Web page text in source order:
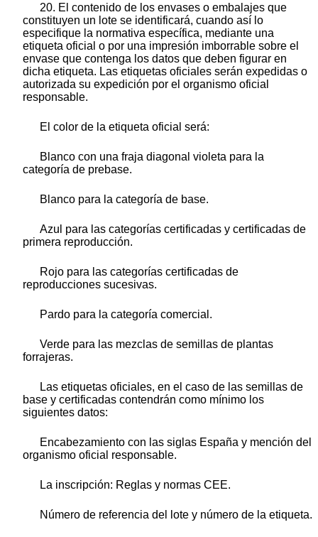
20. El contenido de los envases o embalajes que
constituyen un lote se identificará, cuando así lo
especifique la normativa específica, mediante una
etiqueta oficial o por una impresión imborrable sobre el
envase que contenga los datos que deben figurar en
dicha etiqueta. Las etiquetas oficiales serán expedidas o
autorizada su expedición por el organismo oficial
responsable.
El color de la etiqueta oficial será:
Blanco con una fraja diagonal violeta para la
categoría de prebase.
Blanco para la categoría de base.
Azul para las categorías certificadas y certificadas de
primera reproducción.
Rojo para las categorías certificadas de
reproducciones sucesivas.
Pardo para la categoría comercial.
Verde para las mezclas de semillas de plantas
forrajeras.
Las etiquetas oficiales, en el caso de las semillas de
base y certificadas contendrán como mínimo los
siguientes datos:
Encabezamiento con las siglas España y mención del
organismo oficial responsable.
La inscripción: Reglas y normas CEE.
Número de referencia del lote y número de la etiqueta.